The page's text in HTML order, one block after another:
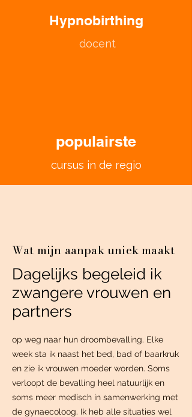
Hypnobirthing
docent
populairste
cursus in de regio
Wat mijn aanpak uniek maakt
Dagelijks begeleid ik
zwangere vrouwen en
partners
op weg naar hun droombevalling. Elke
week sta ik naast het bed, bad of baarkruk
en zie ik vrouwen moeder worden. Soms
verloopt de bevalling heel natuurlijk en
soms meer medisch in samenwerking met
de gynaecoloog. Ik heb alle situaties wel